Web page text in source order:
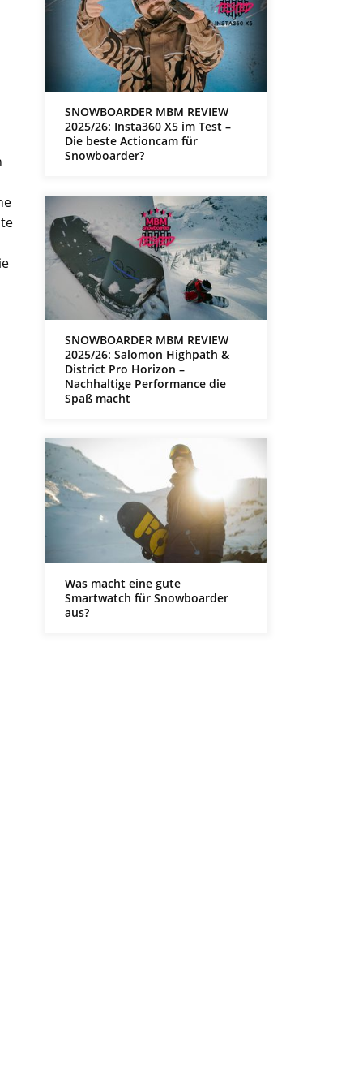
SNOWBOARDER MBM REVIEW
2025/26: Insta360 X5 im Test –
Die beste Actioncam für
Snowboarder?
SNOWBOARDER MBM REVIEW
2025/26: Salomon Highpath &
District Pro Horizon –
Nachhaltige Performance die
Spaß macht
Was macht eine gute
Smartwatch für Snowboarder
aus?